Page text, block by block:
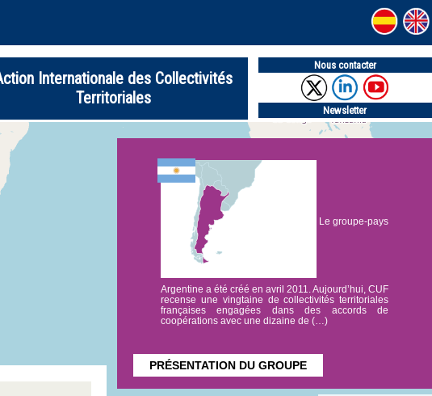
Internationale des Collectivités
Territoriales
Nous contacter
Newsletter
Le groupe-pays
Argentine a été créé en avril 2011. Aujourd’hui, CUF
recense une vingtaine de collectivités territoriales
françaises engagées dans des accords de
coopérations avec une dizaine de (…)
PRÉSENTATION DU GROUPE